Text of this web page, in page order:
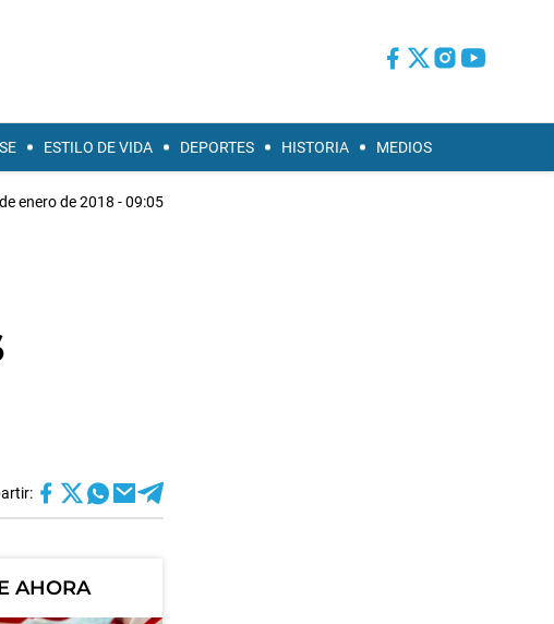
ESTILO DE VIDA DEPORTES HISTORIA MEDIOS
enero de 2018 - 09:05
AHORA